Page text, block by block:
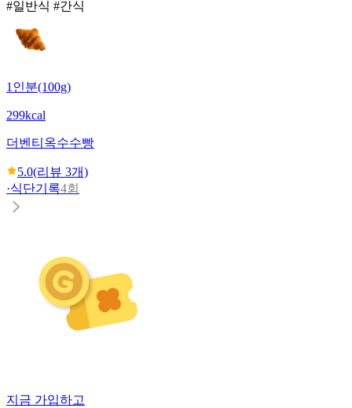
#일반식 #간식
1인분(100g)
299kcal
더벤티 옥수수빵
5.0(리뷰 3개)
·식단기록4회
지금 가입하고